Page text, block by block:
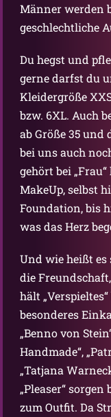
Männer werden
geschlechtliche
Du hegst und
gerne darfst du
Kleidergröße
bzw. 6XL. Auch
ab Größe 35 und
bei uns auch
gehört bei
MakeUp, selbst
Foundation, bis
was das Herz
Und wie heißt
die
hält
besonderes
„Benno von
Handmade“,
„Tatjana
„Pleaser“
zum Outfit. Da